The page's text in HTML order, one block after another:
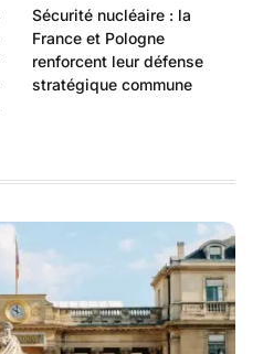
Sécurité nucléaire : la
France et Pologne
renforcent leur défense
stratégique commune